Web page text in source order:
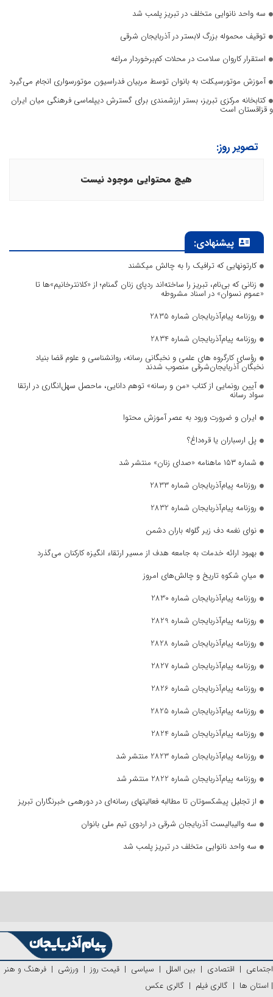
سه واحد نانوایی متخلف در تبریز پلمب شد
توقیف محموله بزرگ لابستر در آذربایجان شرقی
استقرار کاروان سلامت در محلات کم‌برخوردار مراغه
آموزش موتورسیکلت به بانوان توسط مربیان فدراسیون موتورسواری انجام می‌گیرد
کتابخانه مرکزی تبریز، بستر ارزشمندی برای گسترش دیپلماسی فرهنگی میان ایران
و قزاقستان است
تصویر روز:
هیچ محتوایی موجود نیست
پیشنهادی:
کارتونهایی که ترافیک را به چالش میکشند
زنانی که بی‌نام، تبریز را ساخته‌اند ردپای زنان گمنام؛ از «کلانترخانیم»ها تا
«عموم نسوان» در اسناد مشروطه
روزنامه پیام‌آذربایجان شماره 2835
روزنامه پیام‌آذربایجان شماره 2834
رؤسای کارگروه های علمی و نخبگانی رسانه، روانشناسی و علوم قضا بنیاد
نخبگان آذربایجان‌شرقی منصوب شدند
آیین رونمایی از کتاب «من و رسانه» توهم دانایی، ماحصل سهل‌انگاری در ارتقا
سواد رسانه
ایران و ضرورت ورود به عصر آموزش محتوا
پل ارسباران یا قره‌داغ؟
شماره ۱۵۳ ماهنامه «صدای زنان» منتشر شد
روزنامه پیام‌آذربایجان شماره 2833
روزنامه پیام‌آذربایجان شماره 2832
نوای نغمه دف زیر گلوله باران دشمن
بهبود ارائه خدمات به جامعه هدف از مسیر ارتقاء انگیزه کارکنان می‌گذرد
میانِ شکوهِ تاریخ و چالش‌های امروز
روزنامه پیام‌آذربایجان شماره 2830
روزنامه پیام‌آذربایجان شماره 2829
روزنامه پیام‌آذربایجان شماره 2828
روزنامه پیام‌آذربایجان شماره 2827
روزنامه پیام‌آذربایجان شماره 2826
روزنامه پیام‌آذربایجان شماره 2825
روزنامه پیام‌آذربایجان شماره 2824
روزنامه پیام‌آذربایجان شماره 2823 منتشر شد
روزنامه پیام‌آذربایجان شماره 2822 منتشر شد
از تجلیل پیشکسوتان تا مطالبه فعالیتهای رسانه‌ای در دورهمی خبرنگاران تبریز
سه والیبالیست آذربایجان‌ شرقی در اردوی تیم ملی بانوان
سه واحد نانوایی متخلف در تبریز پلمب شد
اجتماعی | اقتصادی | بین الملل | سیاسی | قیمت روز | ورزشی | فرهنگ و هنر
| استان ها | گالری فیلم | گالری عکس